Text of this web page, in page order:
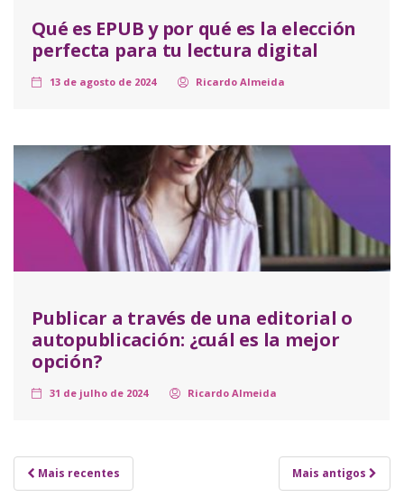
Qué es EPUB y por qué es la elección
perfecta para tu lectura digital
13 de agosto de 2024 Ricardo Almeida
Publicar a través de una editorial o
autopublicación: ¿cuál es la mejor
opción?
31 de julho de 2024 Ricardo Almeida
Mais recentes Mais antigos